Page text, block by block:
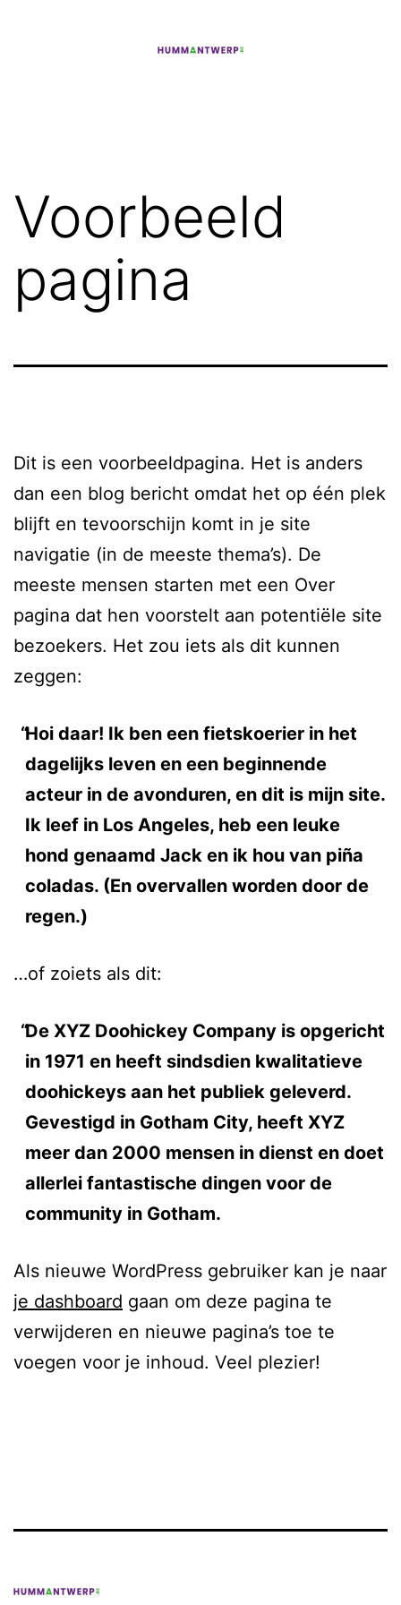
Voorbeeld
pagina
Dit is een voorbeeldpagina. Het is anders
dan een blog bericht omdat het op één plek
blijft en tevoorschijn komt in je site
navigatie (in de meeste thema’s). De
meeste mensen starten met een Over
pagina dat hen voorstelt aan potentiële site
bezoekers. Het zou iets als dit kunnen
zeggen:
Hoi daar! Ik ben een fietskoerier in het
dagelijks leven en een beginnende
acteur in de avonduren, en dit is mijn site.
Ik leef in Los Angeles, heb een leuke
hond genaamd Jack en ik hou van piña
coladas. (En overvallen worden door de
regen.)
…of zoiets als dit:
De XYZ Doohickey Company is opgericht
in 1971 en heeft sindsdien kwalitatieve
doohickeys aan het publiek geleverd.
Gevestigd in Gotham City, heeft XYZ
meer dan 2000 mensen in dienst en doet
allerlei fantastische dingen voor de
community in Gotham.
Als nieuwe WordPress gebruiker kan je naar
je dashboard gaan om deze pagina te
verwijderen en nieuwe pagina’s toe te
voegen voor je inhoud. Veel plezier!